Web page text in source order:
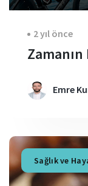
2 yıl önce
Zamanın
Emre
Sağlık ve